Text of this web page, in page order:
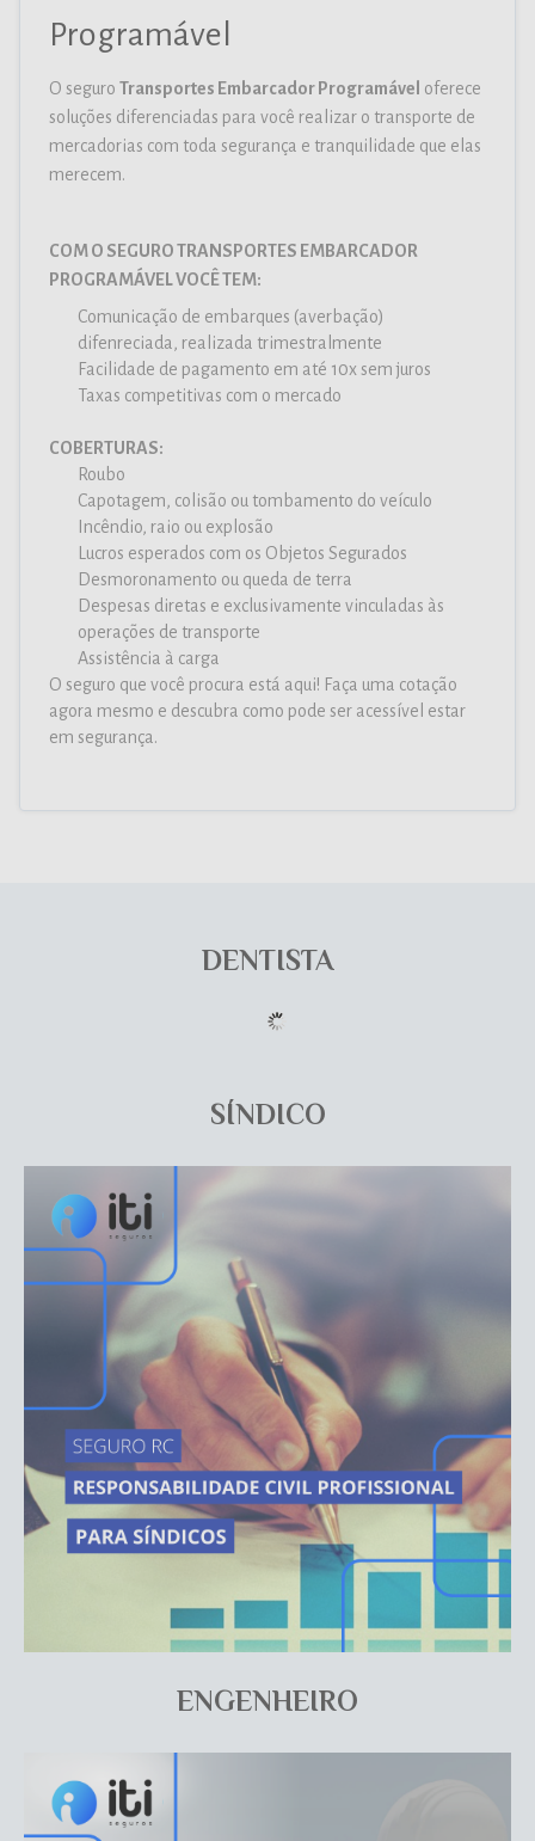
Programável
O seguroTransportes Embarcador Programável oferece
soluções diferenciadas para você realizar o transporte de
mercadorias com toda segurança e tranquilidade que elas
merecem.
COM O SEGURO TRANSPORTES EMBARCADOR
PROGRAMÁVEL VOCÊ TEM:
Comunicação de embarques (averbação)
difenreciada, realizada trimestralmente
Facilidade de pagamento em até 10x sem juros
Taxas competitivas com o mercado
COBERTURAS:
Roubo
Capotagem, colisão ou tombamento do veículo
Incêndio, raio ou explosão
Lucros esperados com os Objetos Segurados
Desmoronamento ou queda de terra
Despesas diretas e exclusivamente vinculadas às
operações de transporte
Assistência à carga
O seguro que você procura está aqui! Faça uma cotação
agora mesmo e descubra como pode ser acessível estar
em segurança.
DENTISTA
SÍNDICO
ENGENHEIRO